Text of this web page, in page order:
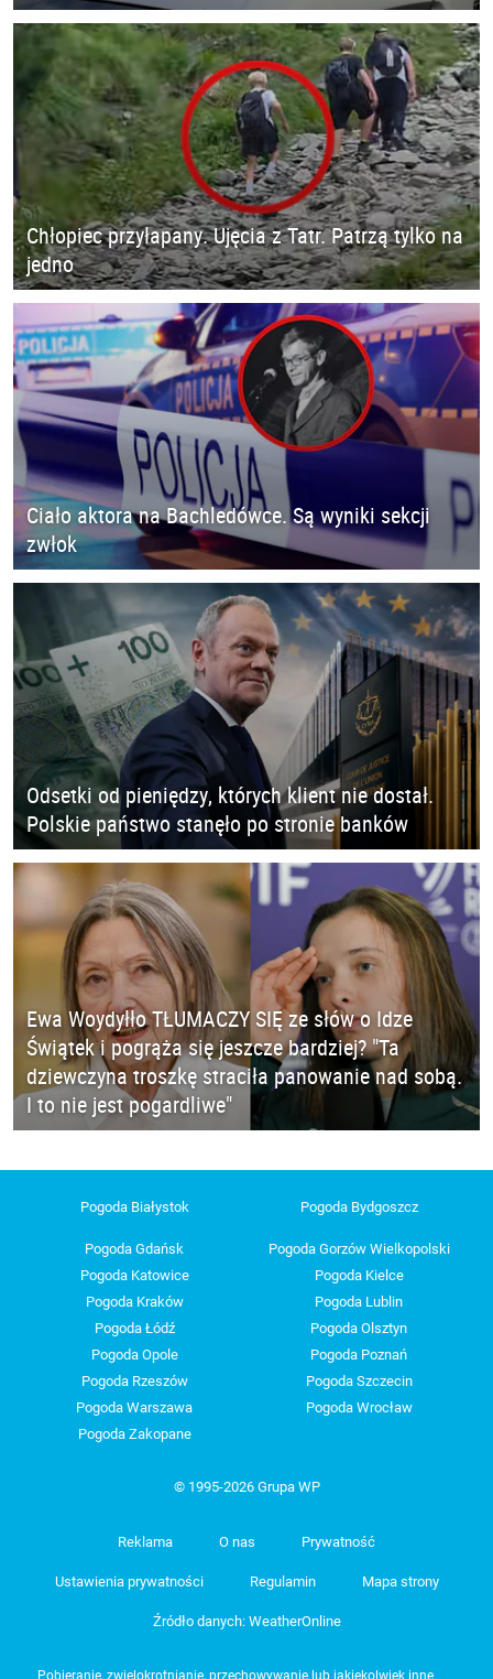
Chłopiec przyłapany. Ujęcia z Tatr. Patrzą tylko na
jedno
Ciało aktora na Bachledówce. Są wyniki sekcji
zwłok
Odsetki od pieniędzy, których klient nie dostał.
Polskie państwo stanęło po stronie banków
Ewa Woydyłło TŁUMACZY SIĘ ze słów o Idze
Świątek i pogrąża się jeszcze bardziej? "Ta
dziewczyna troszkę straciła panowanie nad sobą.
I to nie jest pogardliwe"
Pogoda Białystok Pogoda Bydgoszcz
Pogoda Gdańsk
Pogoda Gorzów Wielkopolski
Pogoda Katowice
Pogoda Kielce
Pogoda Kraków
Pogoda Lublin
Pogoda Łódź
Pogoda Olsztyn
Pogoda Opole
Pogoda Poznań
Pogoda Rzeszów
Pogoda Szczecin
Pogoda Warszawa
Pogoda Wrocław
Pogoda Zakopane
© 1995-2026 Grupa WP
Reklama O nas Prywatność
Ustawienia prywatności Regulamin Mapa strony
Źródło danych: WeatherOnline
Pobieranie, zwielokrotnianie, przechowywanie lub jakiekolwiek inne